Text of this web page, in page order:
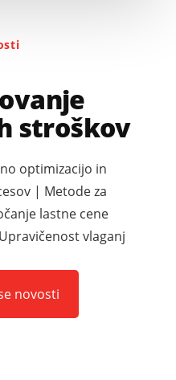
stroškov
optimizacijo in
| Metode za
lastne cene
vlaganj
novosti